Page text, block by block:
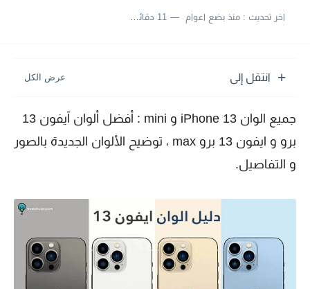
اخر تحديث :منذ بضع اعوام 11 دقائق للقراءة
انتقل إلى
جميع الوان iPhone 13 و mini : أفضل ألوان آيفون 13
برو و ايفون 13 برو max ، توضيح الألوان الجديدة بالصور
و التفاصيل.